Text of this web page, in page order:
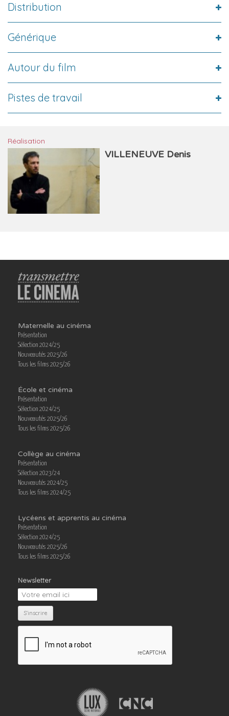
Distribution
Générique
Autour du film
Pistes de travail
Réalisation
VILLENEUVE Denis
Maternelle au cinéma
Présentation
Sélection 2024/25
Nouveautés 2025/26
Tous les films 2025/26
École et cinéma
Présentation
Sélection 2024/25
Nouveautés 2025/26
Tous les films 2025/26
Collège au cinéma
Présentation
Sélection 2023/24
Nouveautés 2024/25
Tous les films 2024/25
Lycéens et apprentis au cinéma
Présentation
Sélection 2024/25
Nouveautés 2025/26
Tous les films 2025/26
Newsletter